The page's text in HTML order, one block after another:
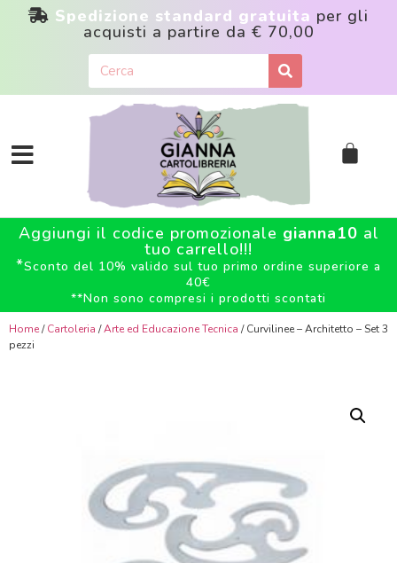
Spedizione standard gratuita per gli
acquisti a partire da € 70,00
Aggiungi il codice promozionale gianna10 al
tuo carrello!!!
*Sconto del 10% valido sul tuo primo ordine superiore a
40€
**Non sono compresi i prodotti scontati
Home/Cartoleria /Arte ed Educazione Tecnica / Curvilinee – Architetto – Set 3
pezzi